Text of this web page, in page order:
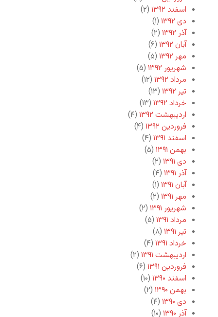
اسفند ۱۳۹۲
(۲)
دی ۱۳۹۲
(۱)
آذر ۱۳۹۲
(۲)
آبان ۱۳۹۲
(۶)
مهر ۱۳۹۲
(۵)
شهریور ۱۳۹۲
(۵)
مرداد ۱۳۹۲
(۱۲)
تیر ۱۳۹۲
(۱۳)
خرداد ۱۳۹۲
(۱۳)
اردیبهشت ۱۳۹۲
(۴)
فروردین ۱۳۹۲
(۴)
اسفند ۱۳۹۱
(۴)
بهمن ۱۳۹۱
(۵)
دی ۱۳۹۱
(۲)
آذر ۱۳۹۱
(۴)
آبان ۱۳۹۱
(۱)
مهر ۱۳۹۱
(۲)
شهریور ۱۳۹۱
(۲)
مرداد ۱۳۹۱
(۵)
تیر ۱۳۹۱
(۸)
خرداد ۱۳۹۱
(۴)
اردیبهشت ۱۳۹۱
(۲)
فروردین ۱۳۹۱
(۶)
اسفند ۱۳۹۰
(۱۰)
بهمن ۱۳۹۰
(۲)
دی ۱۳۹۰
(۴)
آذر ۱۳۹۰
(۱۰)